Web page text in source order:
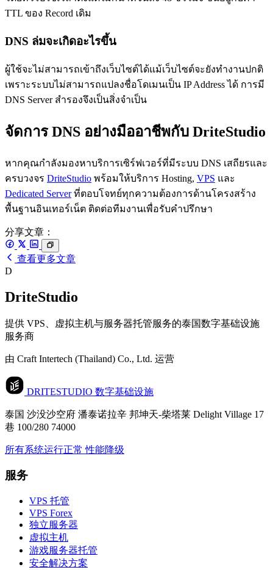
TTL ของ Record เดิม
DNS ล่มจะเกิดอะไรขึ้น
ผู้ใช้จะไม่สามารถเข้าถึงเว็บไซต์ได้แม้เว็บไซต์จะยังทำงานปกติ
เพราะระบบไม่สามารถแปลงชื่อโดเมนเป็น IP Address ได้ การมี
DNS Server สำรองจึงเป็นสิ่งจำเป็น
จัดการ DNS อย่างมืออาชีพกับ DriteStudio
หากคุณกำลังมองหาบริการเซิร์ฟเวอร์ที่มีระบบ DNS เสถียรและ
ครบวงจร DriteStudio พร้อมให้บริการ Hosting, VPS และ
Dedicated Serverที่ตอบโจทย์ทุกความต้องการด้านโครงสร้าง
พื้นฐานอินเทอร์เน็ต ติดต่อทีมงานเพื่อรับคำปรึกษา
分享文章：
查看更多文章
D
DriteStudio
提供 VPS、虚拟主机与服务器托管服务的泰国数字基础设施
服务商
由 Craft Intertech (Thailand) Co., Ltd. 运营
DRITESTUDIO 数字基础设施
泰国 沙没沙空府 潘泰诺拉辛 邦坤天-柴塔莱 Delight Village 17
巷 100/280 74000
所有系统运行正常 性能降级
服务
VPS 托管
VPS Forex
独立服务器
虚拟主机
游戏服务器托管
安全解决方案